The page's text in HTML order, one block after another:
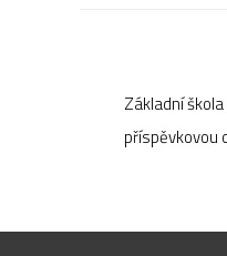
Základní
příspěvkovou